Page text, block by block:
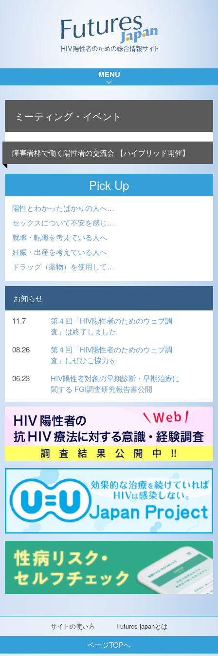
サイトの使い方 Futures japanとは
MENU
ミーティング・イベント
障害者枠で働く陽性者の交流会 【ハイブリッド開催】
Pick Up
陽性とわかったばかりの人へ…
セックスについて不安を感じ…
就職・転職を考えている人へ
妊娠・出産を考えている人へ
ドラッグ（薬物）を使用して…
お知らせ
11.7
第４回「HIV陽性者のためのウェブ調
査」は終了しました
08.26
第４回「HIV陽性者のためのウェブ調
査」にぜひご協力を
06.23
HIV陽性者対象の早期診断・早期治療に
関する FGI調査研究報告書公開
ページTOPへ